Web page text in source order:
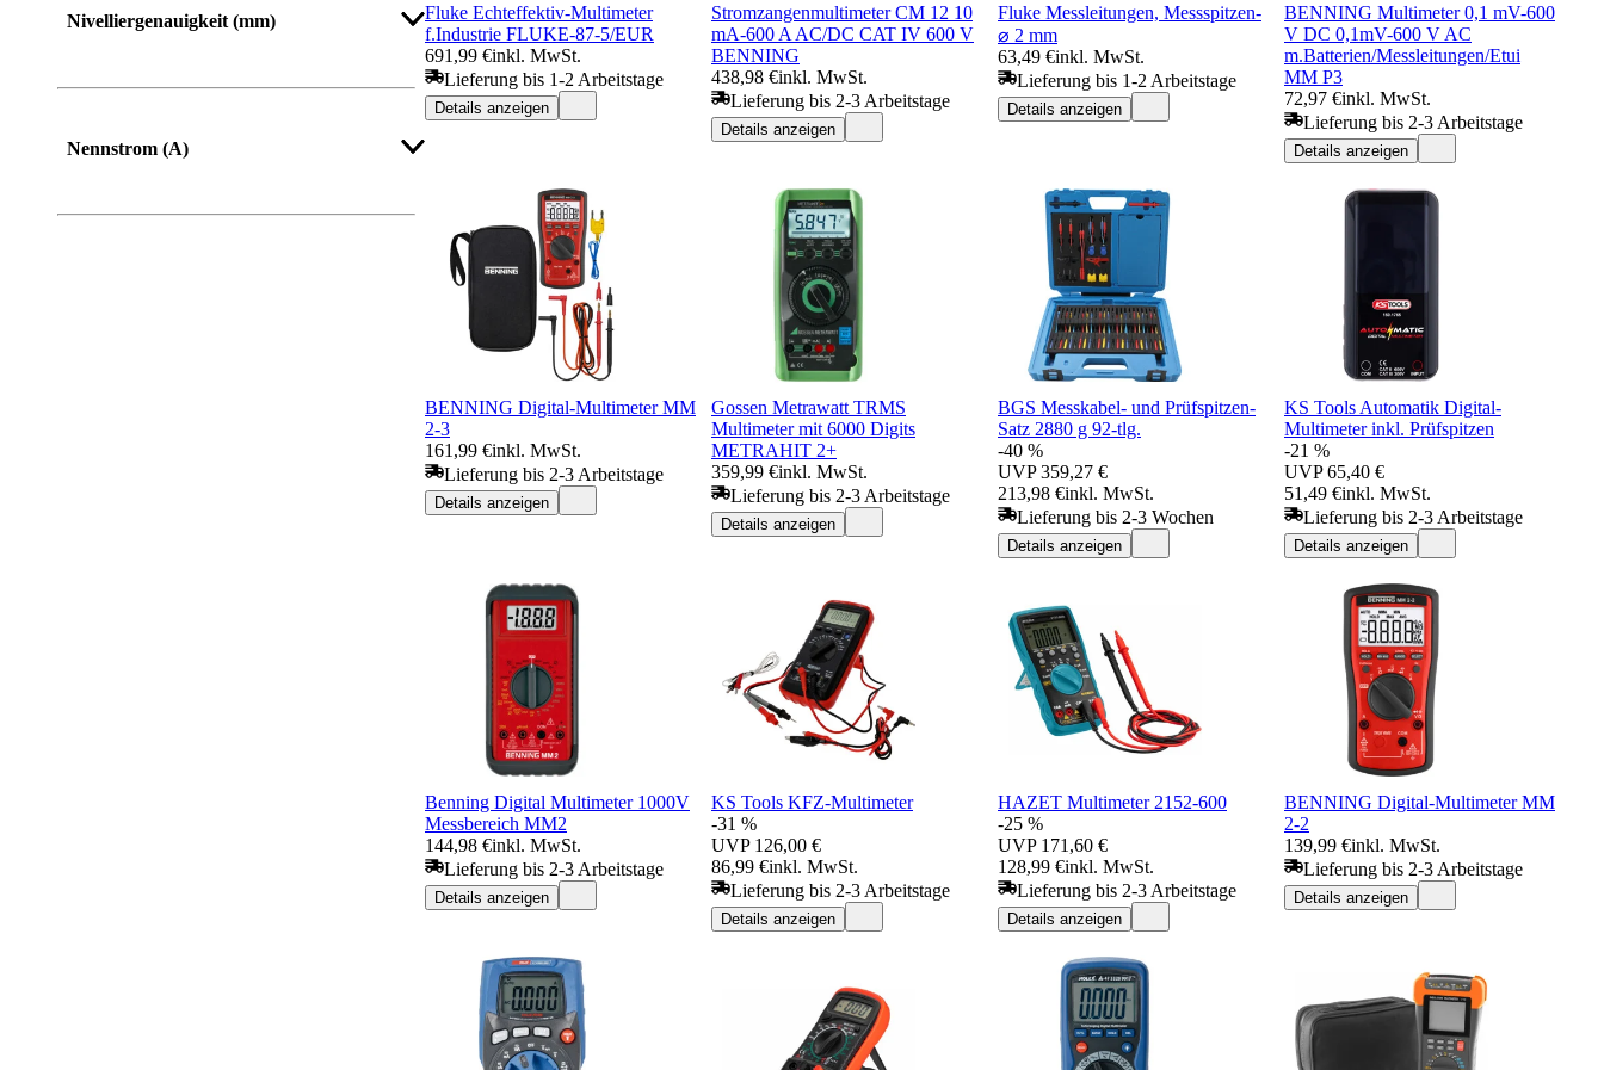
Nivelliergenauigkeit (mm)
Nennstrom (A)
Fluke Echteffektiv-Multimeter
f.Industrie FLUKE-87-5/EUR
691,99 €inkl. MwSt.
Lieferung bis 1-2 Arbeitstage
Details anzeigen
Stromzangenmultimeter CM 12 10
mA-600 A AC/DC CAT IV 600 V
BENNING
438,98 €inkl. MwSt.
Lieferung bis 2-3 Arbeitstage
Details anzeigen
Fluke Messleitungen, Messspitzen-
⌀ 2 mm
63,49 €inkl. MwSt.
Lieferung bis 1-2 Arbeitstage
Details anzeigen
BENNING Multimeter 0,1 mV-600
V DC 0,1mV-600 V AC
m.Batterien/Messleitungen/Etui
MM P3
72,97 €inkl. MwSt.
Lieferung bis 2-3 Arbeitstage
Details anzeigen
BENNING Digital-Multimeter MM
2-3
161,99 €inkl. MwSt.
Lieferung bis 2-3 Arbeitstage
Details anzeigen
Gossen Metrawatt TRMS
Multimeter mit 6000 Digits
METRAHIT 2+
359,99 €inkl. MwSt.
Lieferung bis 2-3 Arbeitstage
Details anzeigen
BGS Messkabel- und Prüfspitzen-
Satz 2880 g 92-tlg.
-40 %
UVP 359,27 €
213,98 €inkl. MwSt.
Lieferung bis 2-3 Wochen
Details anzeigen
KS Tools Automatik Digital-
Multimeter inkl. Prüfspitzen
-21 %
UVP 65,40 €
51,49 €inkl. MwSt.
Lieferung bis 2-3 Arbeitstage
Details anzeigen
Benning Digital Multimeter 1000V
Messbereich MM2
144,98 €inkl. MwSt.
Lieferung bis 2-3 Arbeitstage
Details anzeigen
KS Tools KFZ-Multimeter
-31 %
UVP 126,00 €
86,99 €inkl. MwSt.
Lieferung bis 2-3 Arbeitstage
Details anzeigen
HAZET Multimeter 2152-600
-25 %
UVP 171,60 €
128,99 €inkl. MwSt.
Lieferung bis 2-3 Arbeitstage
Details anzeigen
BENNING Digital-Multimeter MM
2-2
139,99 €inkl. MwSt.
Lieferung bis 2-3 Arbeitstage
Details anzeigen